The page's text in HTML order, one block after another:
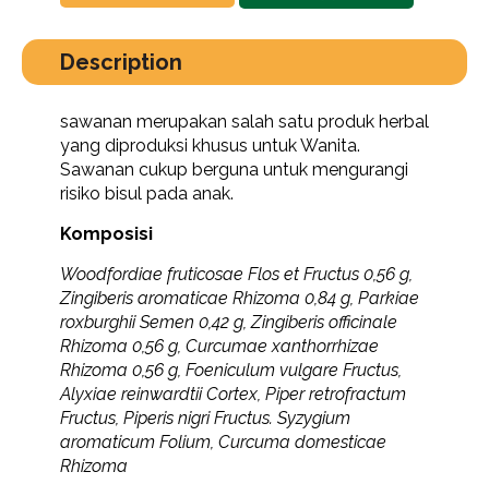
Description
sawanan merupakan salah satu produk herbal
yang diproduksi khusus untuk Wanita.
Sawanan cukup berguna untuk mengurangi
risiko bisul pada anak.
Komposisi
Woodfordiae fruticosae Flos et Fructus 0,56 g,
Zingiberis aromaticae Rhizoma 0,84 g, Parkiae
roxburghii Semen 0,42 g, Zingiberis officinale
Rhizoma 0,56 g, Curcumae xanthorrhizae
Rhizoma 0,56 g, Foeniculum vulgare Fructus,
Alyxiae reinwardtii Cortex, Piper retrofractum
Fructus, Piperis nigri Fructus. Syzygium
aromaticum Folium, Curcuma domesticae
Rhizoma